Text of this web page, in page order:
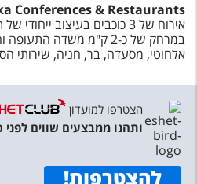
Conferences & Restaurants
אירוח של 3 כוכבים בעיצוב
במרחק של כ-2 ק"מ משדה
אלחוטי, מסעדה, בר, חניה, שירותי
הצטרפו למועדון
ותהנו ממבצעים שווים לפני
להצטרפות!